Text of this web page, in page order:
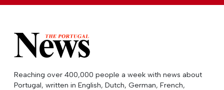
Reaching over 400,000 people a week with news about
Portugal, written in English, Dutch, German, French,